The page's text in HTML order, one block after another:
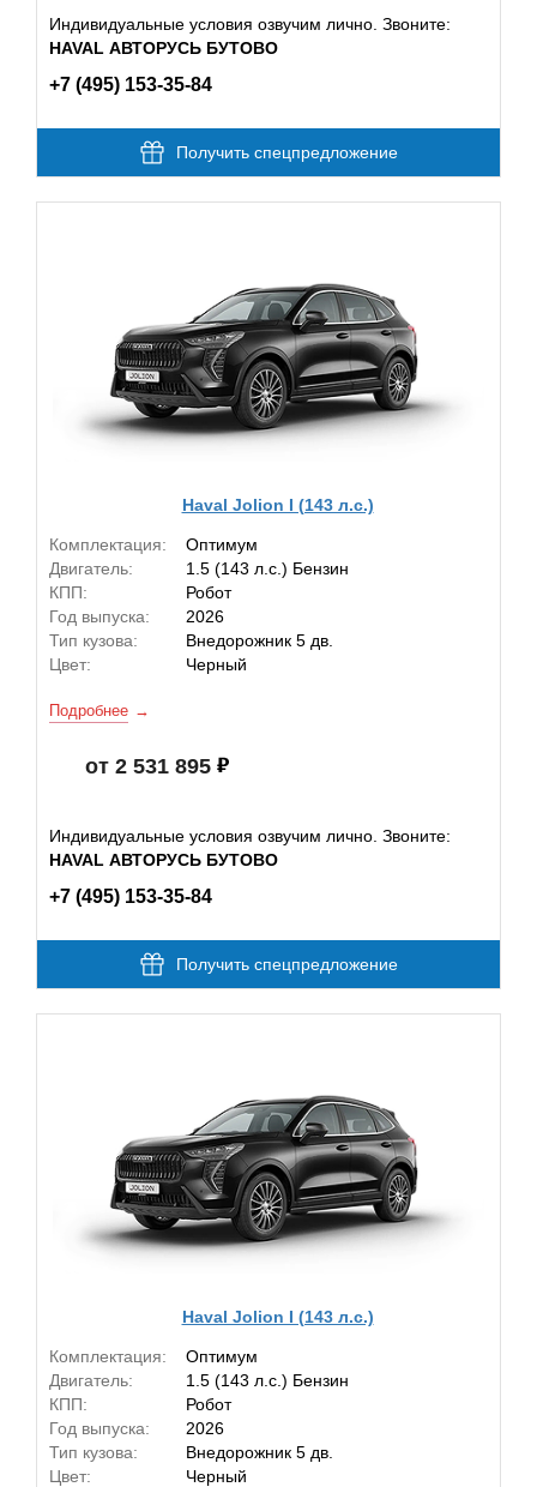
Индивидуальные условия озвучим лично. Звоните:
HAVAL АВТОРУСЬ БУТОВО
+7 (495) 153-35-84
Получить спецпредложение
Haval Jolion I (143 л.с.)
Комплектация:
Оптимум
Двигатель:
1.5 (143 л.с.) Бензин
КПП:
Робот
Год выпуска:
2026
Тип кузова:
Внедорожник 5 дв.
Цвет:
Черный
Подробнее
от 2 531 895
Индивидуальные условия озвучим лично. Звоните:
HAVAL АВТОРУСЬ БУТОВО
+7 (495) 153-35-84
Получить спецпредложение
Haval Jolion I (143 л.с.)
Комплектация:
Оптимум
Двигатель:
1.5 (143 л.с.) Бензин
КПП:
Робот
Год выпуска:
2026
Тип кузова:
Внедорожник 5 дв.
Цвет:
Черный